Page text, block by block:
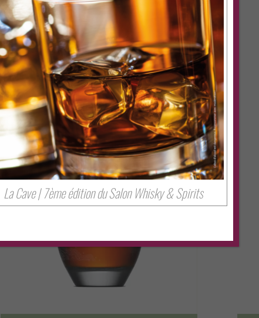
Découvrez nos anciens rhums du mois
La Cave | 7ème édition du Salon Whisky & Spirits